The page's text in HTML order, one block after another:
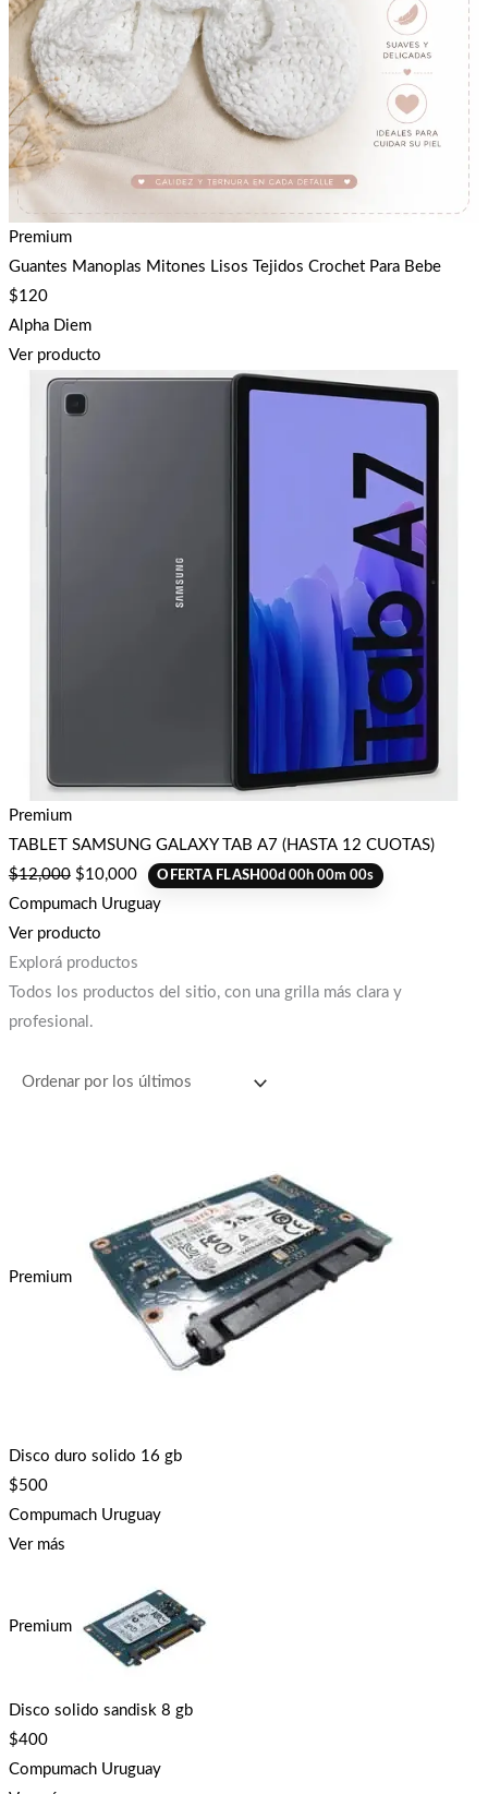
Premium
Guantes Manoplas Mitones Lisos Tejidos Crochet Para Bebe
$120
Alpha Diem
Ver producto
Premium
TABLET SAMSUNG GALAXY TAB A7 (HASTA 12 CUOTAS)
$12,000 $10,000 OFERTA FLASH00d00h00m00s
Compumach Uruguay
Ver producto
Explorá productos
Todos los productos del sitio, con una grilla más clara y
profesional.
Premium
Disco duro solido 16 gb
$500
Compumach Uruguay
Ver más
Premium
Disco solido sandisk 8 gb
$400
Compumach Uruguay